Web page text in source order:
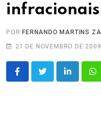
infracionais
POR FERNANDO MARTINS
21 DE NOVEMBRO DE 2009
LinkedIn